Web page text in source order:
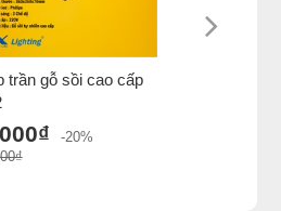
trần gỗ sồi cao cấp
-20%